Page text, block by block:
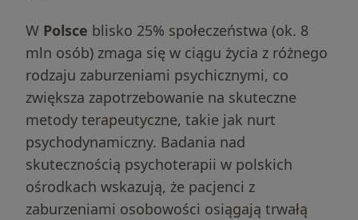
W Polsce blisko 25% społeczeństwa (ok. 8
mln osób) zmaga się w ciągu życia z różnego
rodzaju zaburzeniami psychicznymi, co
zwiększa zapotrzebowanie na skuteczne
metody terapeutyczne, takie jak nurt
psychodynamiczny. Badania nad
skutecznością psychoterapii w polskich
ośrodkach wskazują, że pacjenci z
zaburzeniami osobowości osiągają trwałą